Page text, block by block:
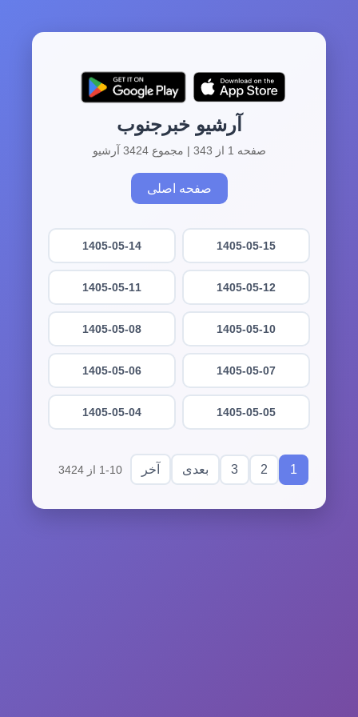
آرشیو خبرجنوب
صفحه 1 از 343 | مجموع 3424 آرشیو
صفحه اصلی
1405-05-15
1405-05-14
1405-05-12
1405-05-11
1405-05-10
1405-05-08
1405-05-07
1405-05-06
1405-05-05
1405-05-04
1
2
3 بعدی آخر 1-10 از 3424